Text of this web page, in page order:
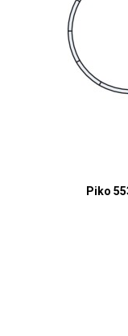
Piko